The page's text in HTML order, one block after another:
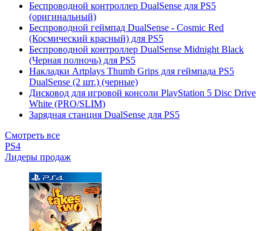
Беспроводной контроллер DualSense для PS5
(оригинальный)
Беспроводной геймпад DualSense - Cosmic Red
(Космический красный) для PS5
Беспроводной контроллер DualSense Midnight Black
(Черная полночь) для PS5
Накладки Artplays Thumb Grips для геймпада PS5
DualSense (2 шт.) (черные)
Дисковод для игровой консоли PlayStation 5 Disc Drive
White (PRO/SLIM)
Зарядная станция DualSense для PS5
Смотреть все
PS4
Лидеры продаж